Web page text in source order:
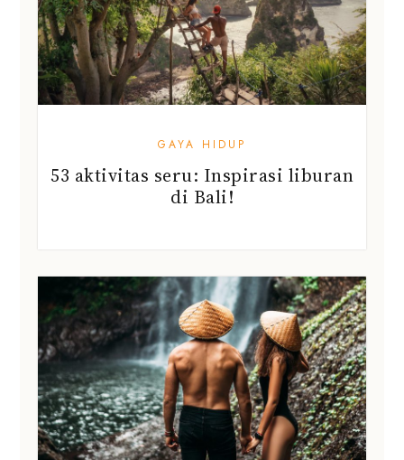
GAYA HIDUP
53 aktivitas seru: Inspirasi liburan
di Bali!